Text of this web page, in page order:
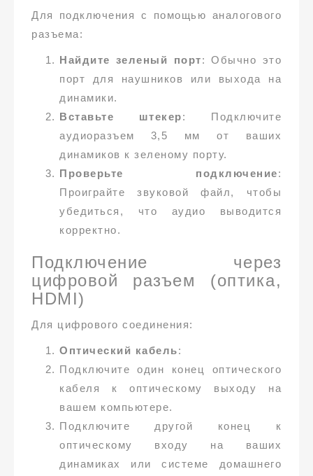
Для подключения с помощью аналогового
разъема:
Найдите зеленый порт: Обычно это
порт для наушников или выхода на
динамики.
Вставьте штекер: Подключите
аудиоразъем 3,5 мм от ваших
динамиков к зеленому порту.
Проверьте подключение:
Проиграйте звуковой файл, чтобы
убедиться, что аудио выводится
корректно.
Подключение через
цифровой разъем (оптика,
HDMI)
Для цифрового соединения:
Оптический кабель:
Подключите один конец оптического
кабеля к оптическому выходу на
вашем компьютере.
Подключите другой конец к
оптическому входу на ваших
динамиках или системе домашнего